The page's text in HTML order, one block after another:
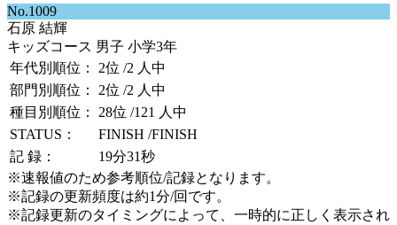
No.1009
石原 結輝
キッズコース 男子 小学3年
年代別順位：
2位 /2 人中
部門別順位：
2位 /2 人中
種目別順位：
28位 /121 人中
STATUS：
FINISH /FINISH
記 録：
19分31秒
※速報値のため参考順位/記録となります。
※記録の更新頻度は約1分/回です。
※記録更新のタイミングによって、一時的に正しく表示され